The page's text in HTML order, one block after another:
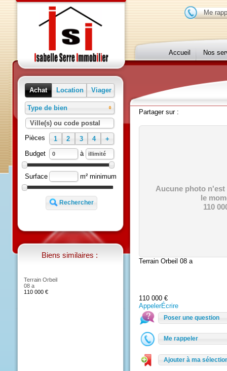
Me
Accueil Nos
Achat Location Viager
Type de bien
Ville(s) ou code postal
1 2 3 4
+
Budget
à
Surface m² minimum
Terrain Orbeil
Partager sur :
Aucune photo
le
110 000 €
AppelerÉcrire
Poser une
Me rappeler